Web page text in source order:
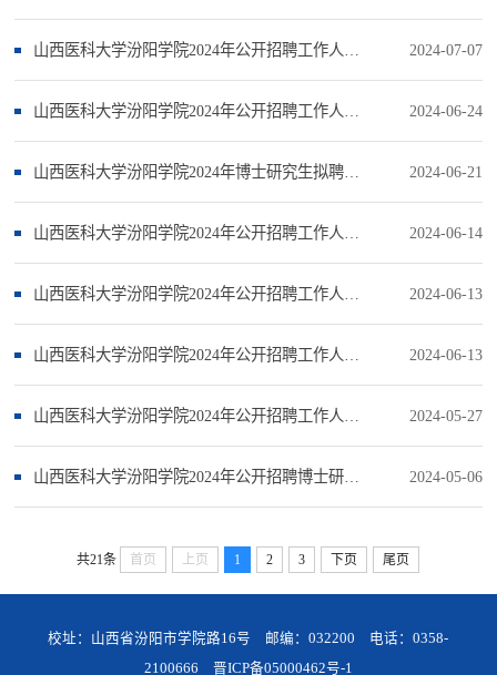
山西医科大学汾阳学院2024年公开招聘工作人员面试成绩公告 2024-07-07
山西医科大学汾阳学院2024年公开招聘工作人员笔试成绩公示 2024-06-24
山西医科大学汾阳学院2024年博士研究生拟聘人员公示（一） 2024-06-21
山西医科大学汾阳学院2024年公开招聘工作人员笔试安排（公告四） 2024-06-14
山西医科大学汾阳学院2024年公开招聘工作人员公告(三) 2024-06-13
山西医科大学汾阳学院2024年公开招聘工作人员公告（二） 2024-06-13
山西医科大学汾阳学院2024年公开招聘工作人员公告 2024-05-27
山西医科大学汾阳学院2024年公开招聘博士研究生公告 2024-05-06
共21条 首页 上页 1 2 3 下页 尾页
校址：山西省汾阳市学院路16号 邮编：032200 电话：0358-
2100666 晋ICP备05000462号-1